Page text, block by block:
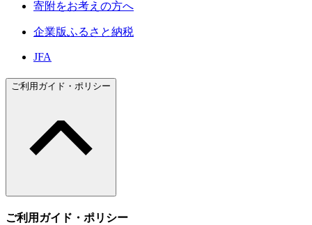
寄附をお考えの方へ
企業版ふるさと納税
JFA
ご利用ガイド・ポリシー
ご利用ガイド・ポリシー